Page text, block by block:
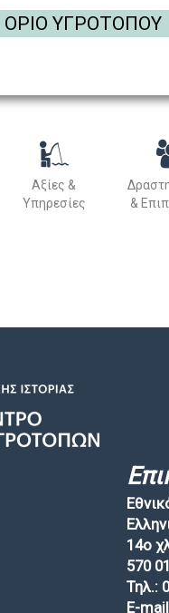
ΥΓΡΟΤΟΠΟΥ
Αξίες &
Υπηρεσίες
&
14ο
570
Τηλ.:
E-